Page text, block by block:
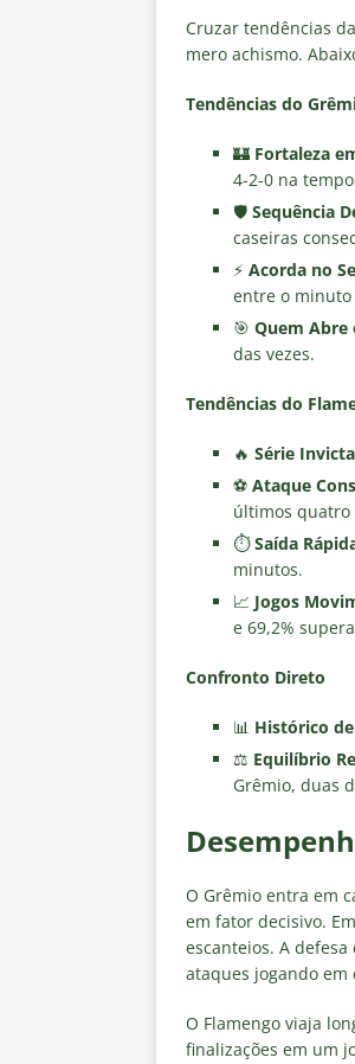
Cruzar tendências
mero achismo.
Tendências do
🏰 Fortaleza
4-2-0 na
🛡️ Sequência
caseiras
⚡ Acorda no
entre o minuto
🎯 Quem Abre
das vezes.
Tendências do
🔥 Série
⚽ Ataque
últimos quatro
⏱️Saída
minutos.
📈 Jogos
e 69,2%
Confronto Direto
📊 Histórico
⚖️ Equilíbrio
Grêmio, duas
O Grêmio entra em
em fator decisivo.
escanteios. A
ataques jogando em
O Flamengo viaja
finalizações em um